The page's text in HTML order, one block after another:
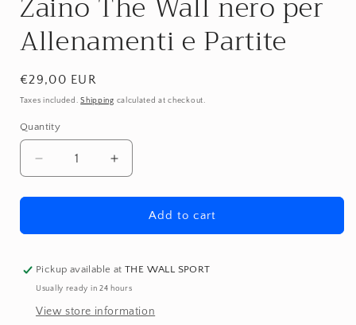
Allenamenti e Partite
Regular
price
€29,00 EUR
Taxes included.Shipping calculated at checkout.
Quantity
Quantity
Decrease
quantity
for
The
nero
per
e
Increase
quantity
for
The
nero
e
Add to cart
Pickup available atTHE WALL SPORT
Usually ready in 24 hours
View store information